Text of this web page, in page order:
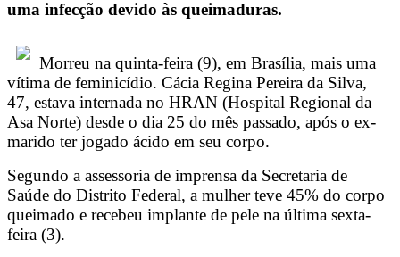
uma infecção devido às queimaduras.
Morreu na quinta-feira (9), em Brasília, mais uma
vítima de feminicídio. Cácia Regina Pereira da Silva,
47, estava internada no HRAN (Hospital Regional da
Asa Norte) desde o dia 25 do mês passado, após o ex-
marido ter jogado ácido em seu corpo.
Segundo a assessoria de imprensa da Secretaria de
Saúde do Distrito Federal, a mulher teve 45% do corpo
queimado e recebeu implante de pele na última sexta-
feira (3).